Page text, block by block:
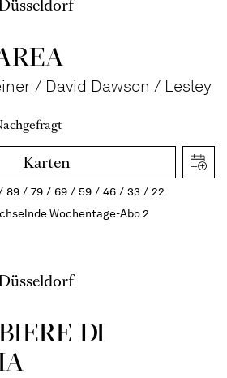
/ David Dawson / Lesley
Karten
89 79 69 59 46 33
22
Wochentage-Abo 2
DI